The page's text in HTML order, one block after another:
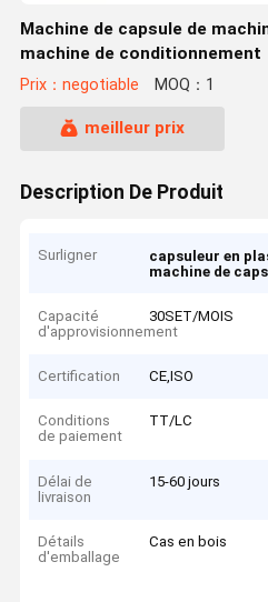
Machine de capsule de
machine de conditionnement
Prix：negotiable MOQ：1
meilleur prix
Description De Produit
Surligner capsuleur en
machine de
Capacité
d'approvisionnement
30SET/MOIS
Certification CE,ISO
Conditions
de paiement
TT/LC
Délai de
livraison
15-60 jours
Détails
d'emballage
Cas en bois